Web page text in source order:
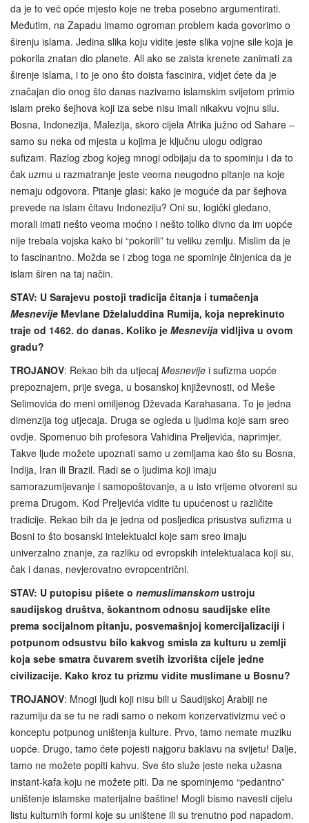
da je to već opće mjesto koje ne treba posebno argumentirati.
Međutim, na Zapadu imamo ogroman problem kada govorimo o
širenju islama. Jedina slika koju vidite jeste slika vojne sile koja je
pokorila znatan dio planete. Ali ako se zaista krenete zanimati za
širenje islama, i to je ono što doista fascinira, vidjet ćete da je
značajan dio onog što danas nazivamo islamskim svijetom primio
islam preko šejhova koji iza sebe nisu imali nikakvu vojnu silu.
Bosna, Indonezija, Malezija, skoro cijela Afrika južno od Sahare –
samo su neka od mjesta u kojima je ključnu ulogu odigrao
sufizam. Razlog zbog kojeg mnogi odbijaju da to spominju i da to
čak uzmu u razmatranje jeste veoma neugodno pitanje na koje
nemaju odgovora. Pitanje glasi: kako je moguće da par šejhova
prevede na islam čitavu Indoneziju? Oni su, logički gledano,
morali imati nešto veoma moćno i nešto toliko divno da im uopće
nije trebala vojska kako bi “pokorili” tu veliku zemlju. Mislim da je
to fascinantno. Možda se i zbog toga ne spominje činjenica da je
islam širen na taj način.
STAV: U Sarajevu postoji tradicija čitanja i tumačenja
Mesnevije Mevlane Dželaluddina Rumija, koja neprekinuto
traje od 1462. do danas. Koliko je Mesnevija vidljiva u ovom
gradu?
TROJANOV: Rekao bih da utjecaj Mesnevije i sufizma uopće
prepoznajem, prije svega, u bosanskoj književnosti, od Meše
Selimovića do meni omiljenog Dževada Karahasana. To je jedna
dimenzija tog utjecaja. Druga se ogleda u ljudima koje sam sreo
ovdje. Spomenuo bih profesora Vahidina Preljevića, naprimjer.
Takve ljude možete upoznati samo u zemljama kao što su Bosna,
Indija, Iran ili Brazil. Radi se o ljudima koji imaju
samorazumijevanje i samopoštovanje, a u isto vrijeme otvoreni su
prema Drugom. Kod Preljevića vidite tu upućenost u različite
tradicije. Rekao bih da je jedna od posljedica prisustva sufizma u
Bosni to što bosanski intelektualci koje sam sreo imaju
univerzalno znanje, za razliku od evropskih intelektualaca koji su,
čak i danas, nevjerovatno evropcentrični.
STAV: U putopisu pišete o nemuslimanskomustroju
saudijskog društva, šokantnom odnosu saudijske elite
prema socijalnom pitanju, posvemašnjoj komercijalizaciji i
potpunom odsustvu bilo kakvog smisla za kulturu u zemlji
koja sebe smatra čuvarem svetih izvorišta cijele jedne
civilizacije. Kako kroz tu prizmu vidite muslimane u Bosnu?
TROJANOV: Mnogi ljudi koji nisu bili u Saudijskoj Arabiji ne
razumiju da se tu ne radi samo o nekom konzervativizmu već o
konceptu potpunog uništenja kulture. Prvo, tamo nemate muziku
uopće. Drugo, tamo ćete pojesti najgoru baklavu na svijetu! Dalje,
tamo ne možete popiti kahvu. Sve što služe jeste neka užasna
instant-kafa koju ne možete piti. Da ne spominjemo “pedantno”
uništenje islamske materijalne baštine! Mogli bismo navesti cijelu
listu kulturnih formi koje su uništene ili su trenutno pod napadom.